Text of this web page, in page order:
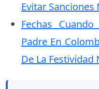
Evitar Sanciones
Fechas
Padre En
De La Festividad